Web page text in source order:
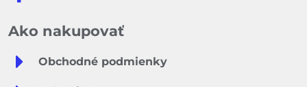
Ako nakupovať
Obchodné podmienky